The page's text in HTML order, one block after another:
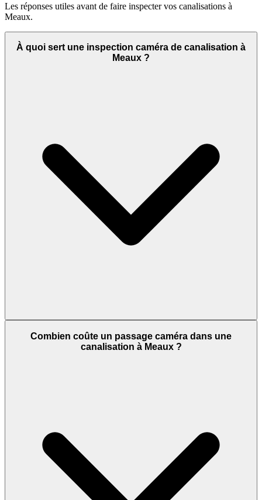
Les réponses utiles avant de faire inspecter vos canalisations à
Meaux.
À quoi sert une inspection caméra de canalisation à
Meaux ?
Combien coûte un passage caméra dans une
canalisation à Meaux ?